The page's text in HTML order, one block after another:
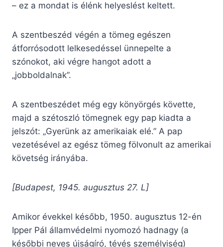
– ez a mondat is élénk helyeslést keltett.
A szentbeszéd végén a tömeg egészen
átforrósodott lelkesedéssel ünnepelte a
szónokot, aki végre hangot adott a
„jobboldalnak”.
A szentbeszédet még egy könyörgés követte,
majd a szétoszló tömegnek egy pap kiadta a
jelszót: „Gyerünk az amerikaiak elé.” A pap
vezetésével az egész tömeg fölvonult az amerikai
követség irányába.
[Budapest, 1945. augusztus 27. L]
Amikor évekkel később, 1950. augusztus 12-én
Ipper Pál államvédelmi nyomozó hadnagy (a
későbbi neves újságíró, tévés személyiség)